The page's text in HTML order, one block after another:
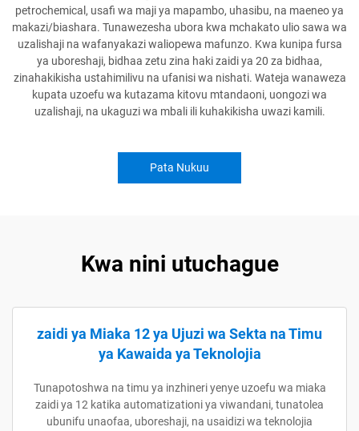
petrochemical, usafi wa maji ya mapambo, uhasibu, na maeneo ya
makazi/biashara. Tunawezesha ubora kwa mchakato ulio sawa wa
uzalishaji na wafanyakazi waliopewa mafunzo. Kwa kunipa fursa
ya uboreshaji, bidhaa zetu zina haki zaidi ya 20 za bidhaa,
zinahakikisha ustahimilivu na ufanisi wa nishati. Wateja wanaweza
kupata uzoefu wa kutazama kitovu mtandaoni, uongozi wa
uzalishaji, na ukaguzi wa mbali ili kuhakikisha uwazi kamili.
Pata Nukuu
Kwa nini utuchague
zaidi ya Miaka 12 ya Ujuzi wa Sekta na Timu
ya Kawaida ya Teknolojia
Tunapotoshwa na timu ya inzhineri yenye uzoefu wa miaka
zaidi ya 12 katika automatizationi ya viwandani, tunatolea
ubunifu unaofaa, uboreshaji, na usaidizi wa teknolojia